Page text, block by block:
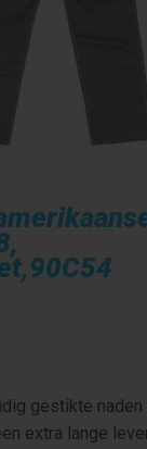
gestikte naden
extra lange